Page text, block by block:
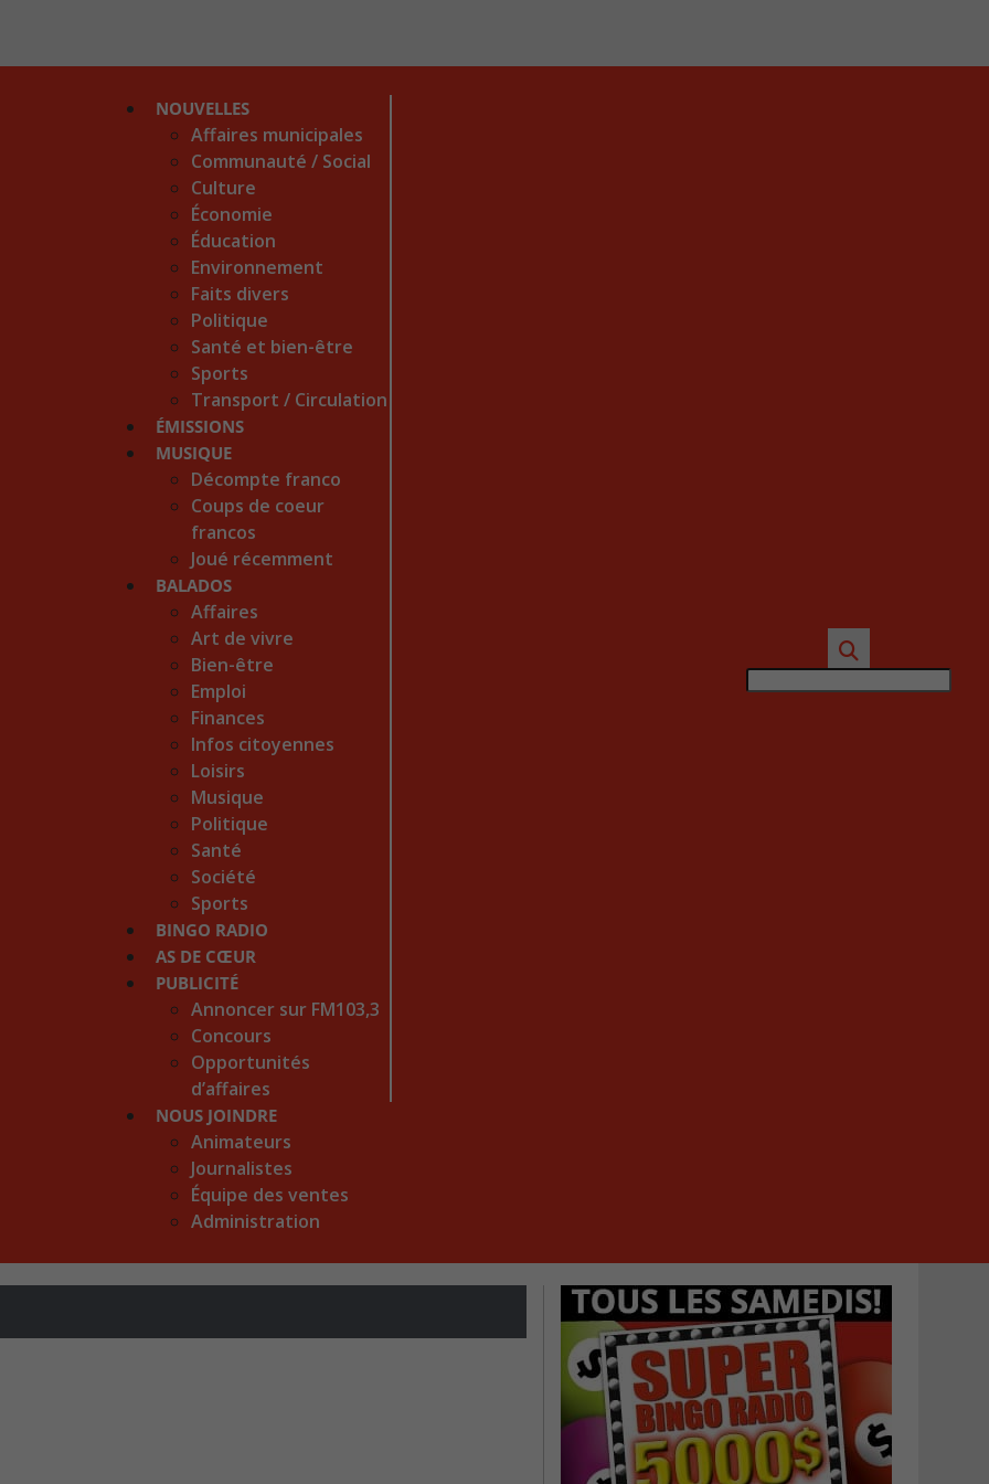
NOUVELLES
Affaires municipales
Communauté / Social
Culture
Économie
Éducation
Environnement
Faits divers
Politique
Santé et bien-être
Sports
Transport / Circulation
ÉMISSIONS
MUSIQUE
Décompte franco
Coups de coeur
francos
Joué récemment
BALADOS
Affaires
Art de vivre
Bien-être
Emploi
Finances
Infos citoyennes
Loisirs
Musique
Politique
Santé
Société
Sports
BINGO RADIO
AS DE CŒUR
PUBLICITÉ
Annoncer sur FM103,3
Concours
Opportunités
d’affaires
NOUS JOINDRE
Animateurs
Journalistes
Équipe des ventes
Administration